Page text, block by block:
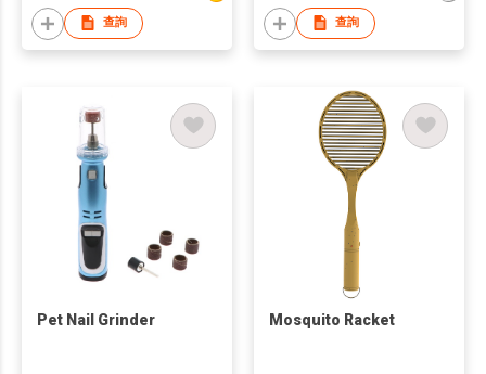
查詢 查詢
Pet Nail Grinder Mosquito Racket